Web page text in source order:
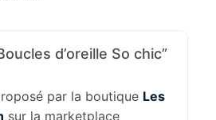
d’oreille So chic”
par la boutique Les
sur la marketplace